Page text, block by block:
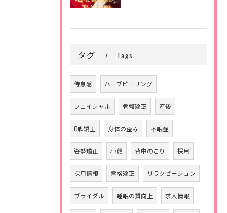
タグ Tags
倦怠感 ハーブピーリング
フェイシャル 骨盤矯正 産後
O脚矯正 身体の歪み 不眠症
姿勢矯正 小顔 背中のこり 採用
採用情報 骨格矯正 リラクゼーション
ブライダル 睡眠の質向上 求人情報